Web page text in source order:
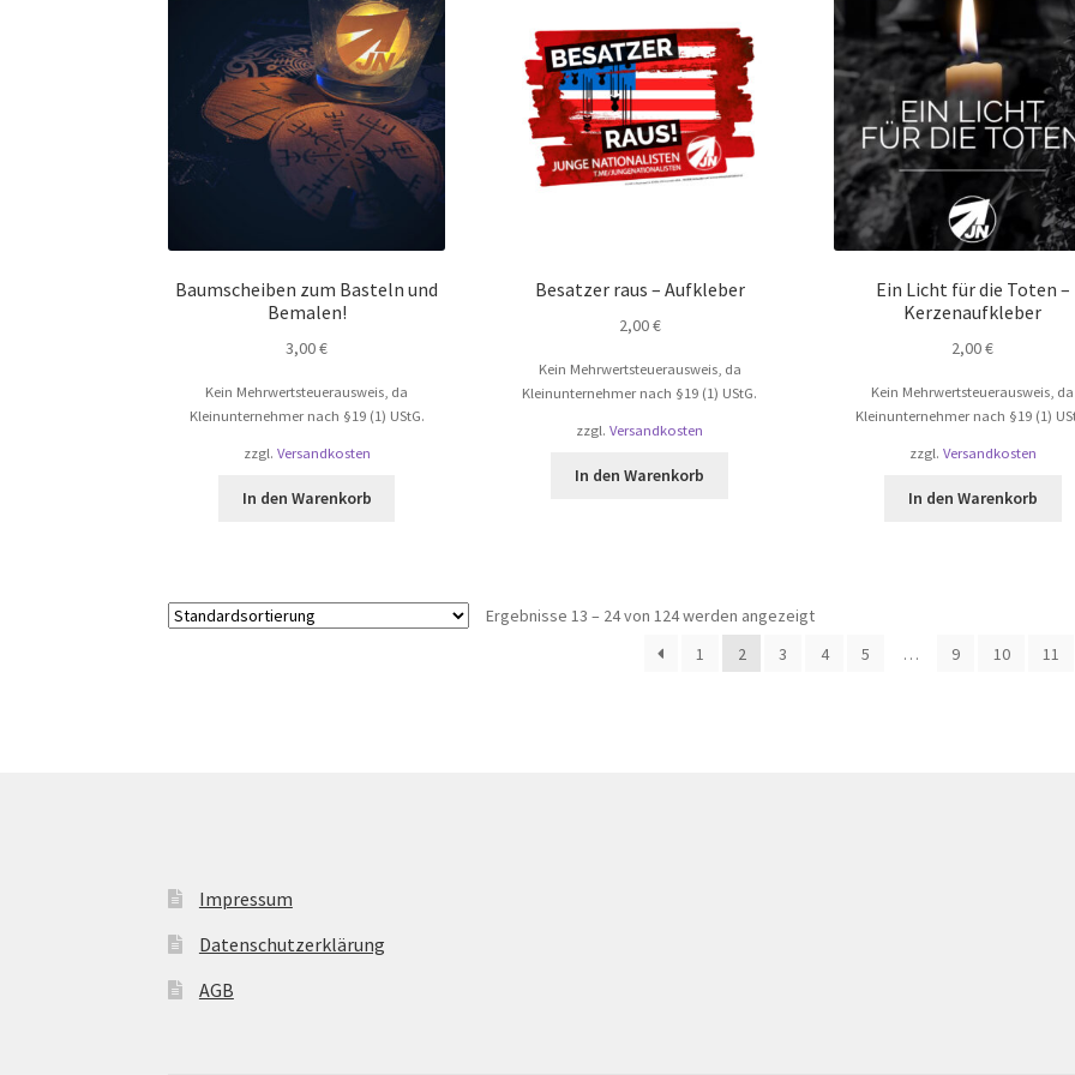
Baumscheiben zum Basteln und
Bemalen!
3,00€
Kein Mehrwertsteuerausweis, da
Kleinunternehmer nach §19 (1) UStG.
zzgl. Versandkosten
In den Warenkorb
Besatzer raus – Aufkleber
2,00€
Kein Mehrwertsteuerausweis, da
Kleinunternehmer nach §19 (1) UStG.
zzgl.Versandkosten
In den Warenkorb
Ein Licht für die Toten –
Kerzenaufkleber
2,00€
Kein Mehrwertsteuerausweis, da
Kleinunternehmer nach §19 (1)
zzgl. Versandkosten
In den Warenkorb
Ergebnisse 13 – 24 von 124 werden angezeigt
1
2 3 4 5 … 9 10 11
Impressum
Datenschutzerklärung
AGB